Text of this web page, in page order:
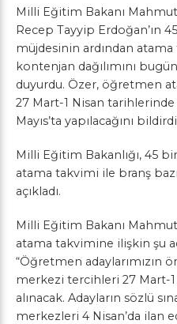
Milli Eğitim Bakanı
Recep Tayyip Erdoğan’ın
müjdesinin ardından
kontenjan dağılımını
duyurdu. Özer, öğretmen
27 Mart-1 Nisan tarihlerinde
Mayıs’ta yapılacağını
Milli Eğitim Bakanlığı, 45
atama takvimi ile branş
açıkladı.
Milli Eğitim Bakanı
atama takvimine ilişkin şu
“Öğretmen adaylarımızın
merkezi tercihleri 27 Mart-1
alınacak. Adayların sözlü
merkezleri 4 Nisan’da ilan